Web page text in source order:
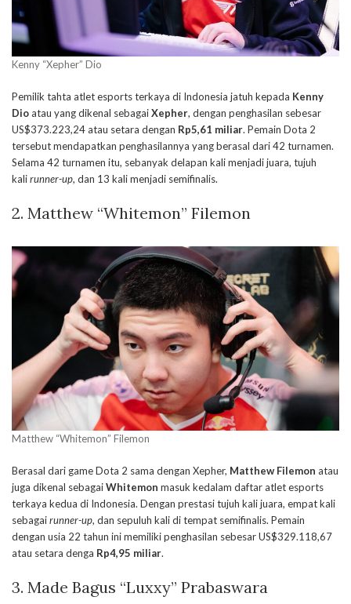
Kenny “Xepher” Dio
Pemilik tahta atlet esports terkaya di Indonesia jatuh kepada Kenny
Dioatau yang dikenal sebagaiXepher, dengan penghasilan sebesar
US$373.223,24 atau setara dengan Rp5,61 miliar. Pemain Dota 2
tersebut mendapatkan penghasilannya yang berasal dari 42 turnamen.
Selama 42 turnamen itu, sebanyak delapan kali menjadi juara, tujuh
kalirunner-up, dan 13 kali menjadi semifinalis.
2. Matthew “Whitemon” Filemon
Matthew “Whitemon” Filemon
Berasal dari game Dota 2 sama dengan Xepher, Matthew Filemon atau
juga dikenal sebagaiWhitemon masuk kedalam daftar atlet esports
terkaya kedua di Indonesia. Dengan prestasi tujuh kali juara, empat kali
sebagairunner-up, dan sepuluh kali di tempat semifinalis. Pemain
dengan usia 22 tahun ini memiliki penghasilan sebesar US$329.118,67
atau setara denga Rp4,95 miliar.
3. Made Bagus “Luxxy” Prabaswara